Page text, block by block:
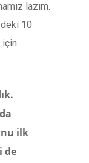
lazım.
10
için
ilk
de